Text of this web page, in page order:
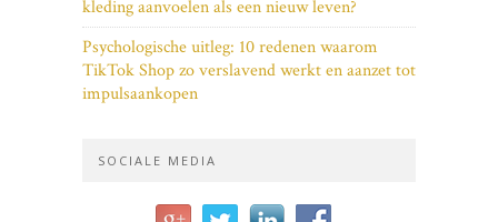
kleding aanvoelen als een nieuw leven?
Psychologische uitleg: 10 redenen waarom
TikTok Shop zo verslavend werkt en aanzet tot
impulsaankopen
SOCIALE MEDIA